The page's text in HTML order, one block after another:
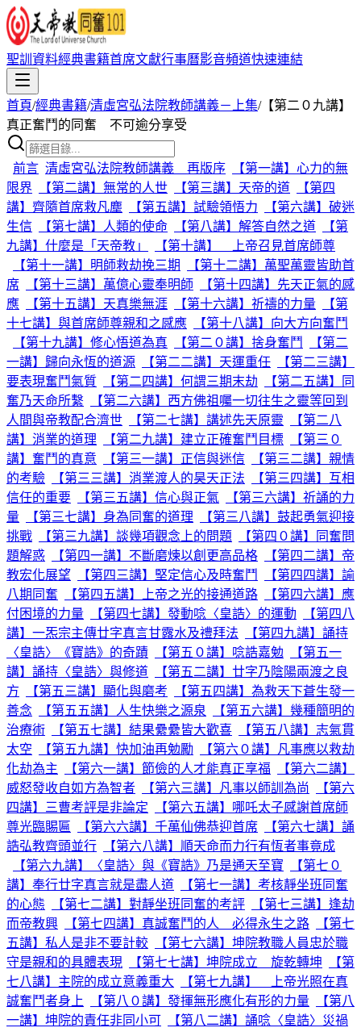
聖訓資料經典書籍首席文獻行事曆影音頻道快速連結
首頁/經典書籍/清虛宮弘法院教師講義－上集/【第二０九講】
真正奮鬥的同奮 不可逾分享受
前言 清虛宮弘法院教師講義 再版序
【第一講】心力的無
限界
【第二講】無常的人世 【第三講】天帝的道
【第四
講】齊隨首席救凡塵
【第五講】試驗領悟力
【第六講】破迷
生信
【第七講】人類的使命 【第八講】解答自然之道
【第
九講】什麼是「天帝教」
【第十講】 上帝召見首席師尊
【第十一講】明師救劫挽三期
【第十二講】萬聖萬靈皆助首
席
【第十三講】萬億心靈奉明師
【第十四講】先天正氣的感
應
【第十五講】天真樂無涯 【第十六講】祈禱的力量
【第
十七講】與首席師尊親和之感應
【第十八講】向大方向奮鬥
【第十九講】修心悟道為真
【第二０講】捨身奮鬥
【第二
一講】歸向永恆的道源
【第二二講】天運重任
【第二三講】
要表現奮鬥氣質
【第二四講】何謂三期末劫
【第二五講】同
奮乃天命所繫
【第二六講】西方佛祖囑一切往生之靈等回到
人間與帝教配合濟世
【第二七講】講述先天原靈
【第二八
講】消業的道理
【第二九講】建立正確奮鬥目標
【第三０
講】奮鬥的真意
【第三一講】正信與迷信
【第三二講】親情
的考驗
【第三三講】消業渡人的昊天正法
【第三四講】互相
信任的重要
【第三五講】信心與正氣
【第三六講】祈誦的力
量
【第三七講】身為同奮的道理
【第三八講】鼓起勇氣迎接
挑戰
【第三九講】談幾項觀念上的問題
【第四０講】同奮問
題解惑
【第四一講】不斷磨煉以創更高品格
【第四二講】帝
教宏化展望
【第四三講】堅定信心及時奮鬥
【第四四講】諭
八期同奮
【第四五講】上帝之光的接通道路
【第四六講】應
付困境的力量
【第四七講】發動唸〈皇誥〉的運動
【第四八
講】一炁宗主傳廿字真言甘露水及禮拜法
【第四九講】誦持
〈皇誥〉《寶誥》的奇蹟
【第五０講】唸誥嘉勉
【第五一
講】誦持〈皇誥〉與修道
【第五二講】廿字乃陰陽兩渡之良
方
【第五三講】顯化與磨考
【第五四講】為救天下蒼生發一
善念
【第五五講】人生快樂之源泉
【第五六講】幾種簡明的
治療術
【第五七講】結果纍纍皆大歡喜
【第五八講】志氣貫
太空
【第五九講】快加油再勉勵
【第六０講】凡事應以救劫
化劫為主
【第六一講】節儉的人才能真正享福
【第六二講】
威怒發收自如方為智者
【第六三講】凡事以師訓為尚
【第六
四講】三曹考評是非論定
【第六五講】哪吒太子感謝首席師
尊光臨賜匾
【第六六講】千萬仙佛恭迎首席
【第六七講】誦
誥弘教齊頭並行
【第六八講】順天命而力行有恆者事竟成
【第六九講】〈皇誥〉與《寶誥》乃是通天至寶
【第七０
講】奉行廿字真言就是盡人道
【第七一講】考核靜坐班同奮
的心態
【第七二講】對靜坐班同奮的考評
【第七三講】逢劫
而帝教興
【第七四講】真誠奮鬥的人 必得永生之路
【第七
五講】私人是非不要計較
【第七六講】坤院教職人員忠於職
守是親和的具體表現
【第七七講】坤院成立 旋乾轉坤
【第
七八講】主院的成立意義重大
【第七九講】 上帝光照在真
誠奮鬥者身上
【第八０講】發揮無形應化有形的力量
【第八
一講】坤院的責任非同小可
【第八二講】誦唸〈皇誥〉災禍